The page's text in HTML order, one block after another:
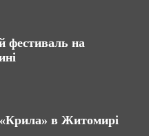
фестиваль на
в Житомирі